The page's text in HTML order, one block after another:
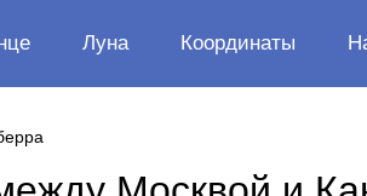
Луна Координаты